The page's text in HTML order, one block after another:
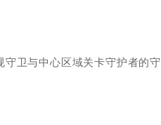
卫与中心区域关卡守护者的